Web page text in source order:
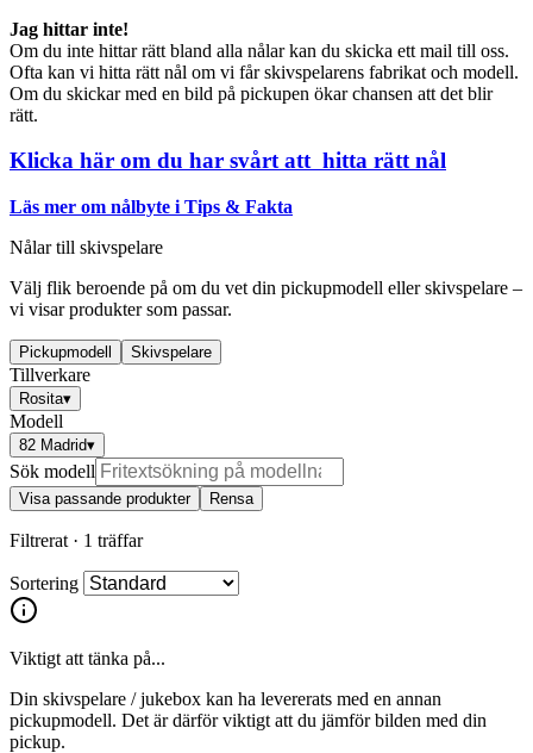
Jag hittar inte!
Om du inte hittar rätt bland alla nålar kan du skicka ett mail till oss.
Ofta kan vi hitta rätt nål om vi får skivspelarens fabrikat och modell.
Om du skickar med en bild på pickupen ökar chansen att det blir
rätt.
Klicka här om du har svårt att hitta rätt nål
Läs mer om nålbyte i Tips & Fakta
Nålar till skivspelare
Välj flik beroende på om du vet din pickupmodell eller skivspelare –
vi visar produkter som passar.
Pickupmodell Skivspelare
Tillverkare
Rosita▾
Modell
82 Madrid▾
Sök modell
Visa passande produkter Rensa
Filtrerat · 1 träffar
Sortering
Viktigt att tänka på...
Din skivspelare / jukebox kan ha levererats med en annan
pickupmodell. Det är därför viktigt att du jämför bilden med din
pickup.